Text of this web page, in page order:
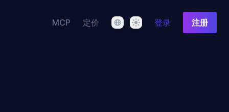
MCP 定价 语言 主题 登录 注册